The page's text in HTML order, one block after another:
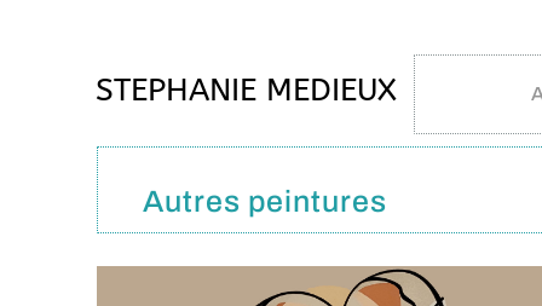
STEPHANIE MEDIEUX
Autres peintures